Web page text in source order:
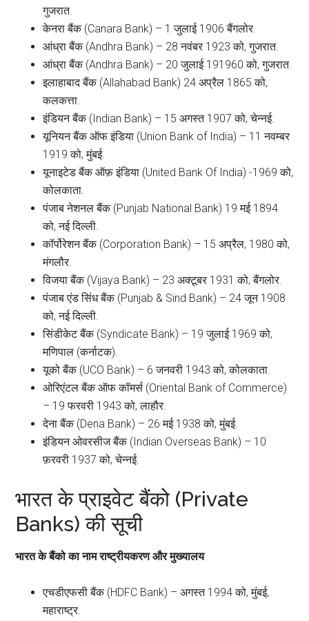
गुजरात.
केनरा बैंक (Canara Bank) – 1 जुलाई 1906 बैंगलोर.
आंध्रा बैंक (Andhra Bank) – 28 नवंबर 1923 को, गुजरात.
आंध्रा बैंक (Andhra Bank) – 20 जुलाई 191960 को, गुजरात.
इलाहाबाद बैंक (Allahabad Bank) 24 अप्रैल 1865 को,
कलकत्ता.
इंडियन बैंक (Indian Bank) – 15 अगस्त 1907 को, चेन्नई.
यूनियन बैंक ऑफ इंडिया (Union Bank of India) – 11 नवम्बर
1919 को, मुंबई.
यूनाइटेड बैंक ऑफ़ इंडिया (United Bank Of India) -1969 को,
कोलकाता.
पंजाब नेशनल बैंक (Punjab National Bank) 19 मई 1894
को, नई दिल्ली.
कॉर्पोरेशन बैंक (Corporation Bank) – 15 अप्रैल, 1980 को,
मंगलौर.
विजया बैंक (Vijaya Bank) – 23 अक्टूबर 1931 को, बैंगलोर.
पंजाब एंड सिंध बैंक (Punjab & Sind Bank) – 24 जून 1908
को, नई दिल्ली.
सिंडीकेट बैंक (Syndicate Bank) – 19 जुलाई 1969 को,
मणिपाल (कर्नाटक).
यूको बैंक (UCO Bank) – 6 जनवरी 1943 को, कोलकाता.
ओरिएंटल बैंक ऑफ कॉमर्स (Oriental Bank of Commerce)
– 19 फरवरी 1943 को, लाहौर.
देना बैंक (Dena Bank) – 26 मई 1938 को, मुंबई.
इंडियन ओवरसीज बैंक (Indian Overseas Bank) – 10
फ़रवरी 1937 को, चेन्नई.
भारत के प्राइवेट बैंको (Private
Banks) की सूची
भारत के बैंको का नाम राष्ट्रीयकरण और मुख्यालय
एचडीएफसी बैंक (HDFC Bank) – अगस्त 1994 को, मुंबई,
महाराष्ट्र.